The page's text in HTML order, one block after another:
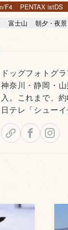
F4 PENTAX istDS
富士山 朝夕・夜景
ドッグフォトグ
神奈川・静岡・
入。これまで、
日テレ「シューイ